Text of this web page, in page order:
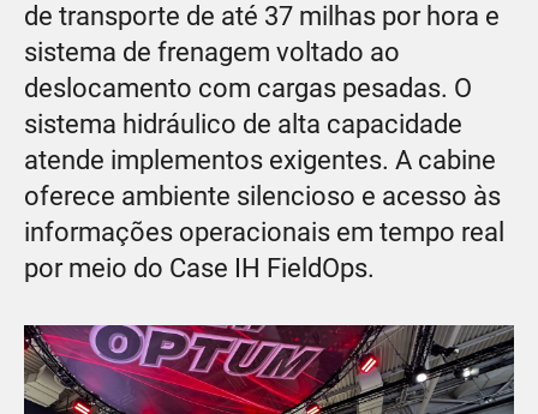
de transporte de até 37 milhas por hora e
sistema de frenagem voltado ao
deslocamento com cargas pesadas. O
sistema hidráulico de alta capacidade
atende implementos exigentes. A cabine
oferece ambiente silencioso e acesso às
informações operacionais em tempo real
por meio do Case IH FieldOps.